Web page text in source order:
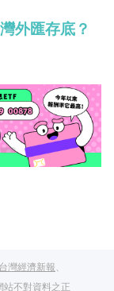
外匯存底？
灣經濟新報
站不對資料之正